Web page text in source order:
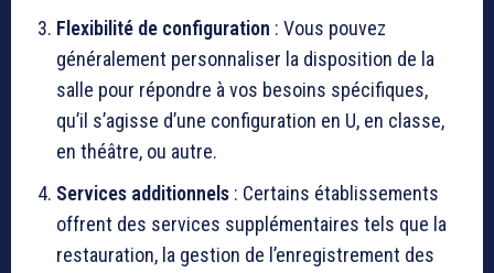
Flexibilité de configuration : Vous pouvez
généralement personnaliser la disposition de la
salle pour répondre à vos besoins spécifiques,
qu’il s’agisse d’une configuration en U, en classe,
en théâtre, ou autre.
Services additionnels : Certains établissements
offrent des services supplémentaires tels que la
restauration, la gestion de l’enregistrement des